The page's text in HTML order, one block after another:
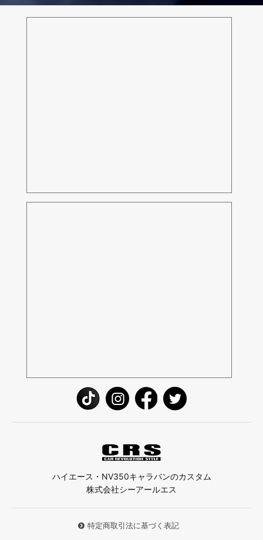
ハイエース・NV350キャラバンのカスタム
株式会社シーアールエス
特定商取引法に基づく表記